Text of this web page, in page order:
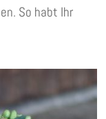
So habt Ihr